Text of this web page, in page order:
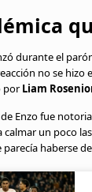
durante el
no se
porLiam
de Enzo fue
calmar un poco
parecía haberse